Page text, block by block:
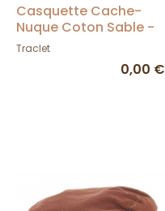
Casquette Cache-
Nuque Coton Sable -
Torpedo
Traclet
0,00 €